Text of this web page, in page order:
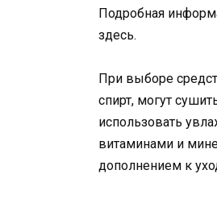
Подробная
здесь.
При выборе
спирт, могут
использовать
витаминами и
дополнением к